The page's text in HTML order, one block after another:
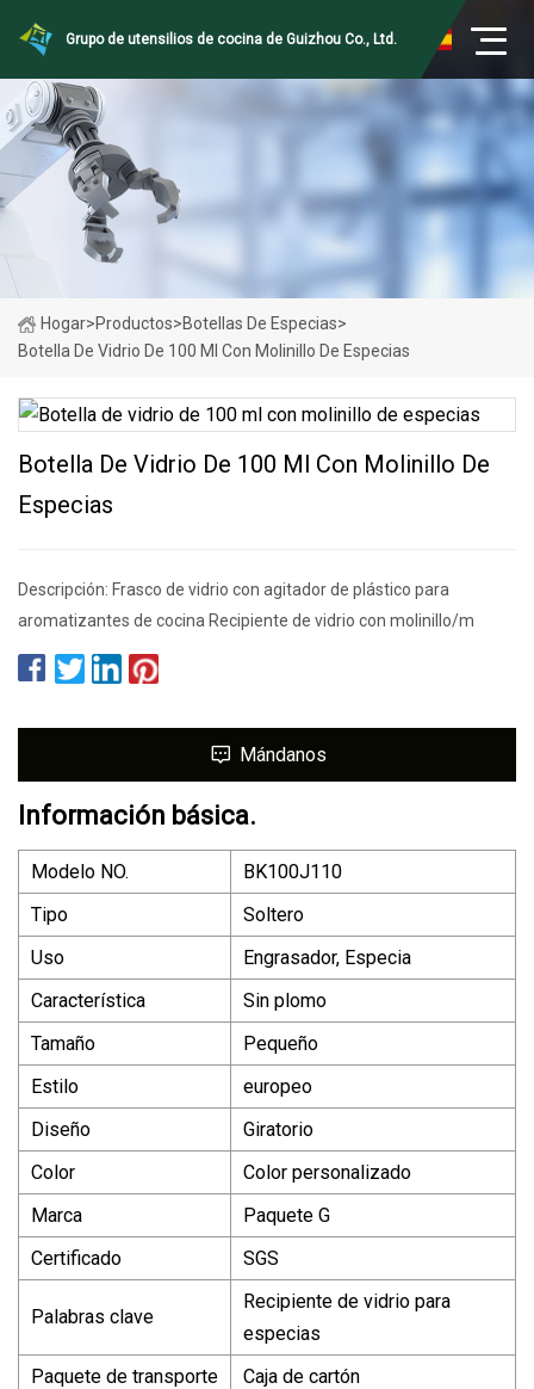
Grupo de utensilios de cocina de Guizhou Co., Ltd.
Hogar>Productos>Botellas De Especias>
Botella De Vidrio De 100 Ml Con Molinillo De Especias
Botella De Vidrio De 100 Ml Con Molinillo De
Especias
Descripción: Frasco de vidrio con agitador de plástico para
aromatizantes de cocina Recipiente de vidrio con molinillo/m
Mándanos
Información básica.
Modelo NO.
BK100J110
Tipo
Soltero
Uso
Engrasador, Especia
Característica
Sin plomo
Tamaño
Pequeño
Estilo
europeo
Diseño
Giratorio
Color
Color personalizado
Marca
Paquete G
Certificado
SGS
Palabras clave
Recipiente de vidrio para
especias
Paquete de transporte
Caja de cartón